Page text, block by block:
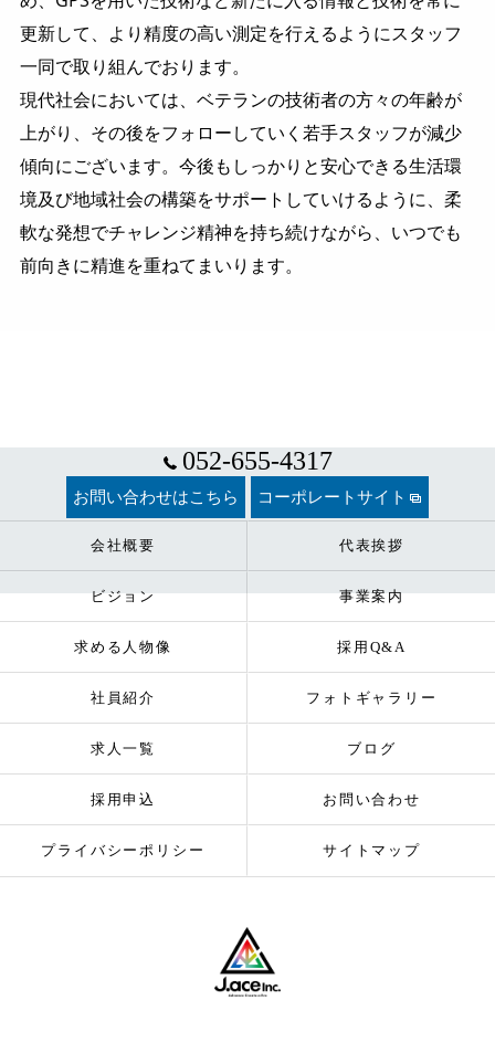
更新して、より精度の高い測定を行えるようにスタッフ
一同で取り組んでおります。
現代社会においては、ベテランの技術者の方々の年齢が
上がり、その後をフォローしていく若手スタッフが減少
傾向にございます。今後もしっかりと安心できる生活環
境及び地域社会の構築をサポートしていけるように、柔
軟な発想でチャレンジ精神を持ち続けながら、いつでも
前向きに精進を重ねてまいります。
052-655-4317
お問い合わせはこちら コーポレートサイト
会社概要 代表挨拶
ビジョン 事業案内
求める人物像 採用Q&A
社員紹介 フォトギャラリー
求人一覧 ブログ
採用申込 お問い合わせ
プライバシーポリシー サイトマップ